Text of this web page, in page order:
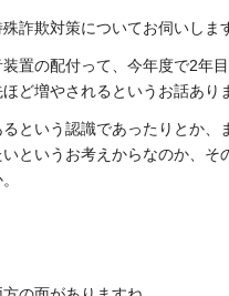
詐欺対策についてお伺いしま
置の配付って、今年度で2年
ど増やされるというお話あり
という認識であったりとか、
というお考えからなのか、そ